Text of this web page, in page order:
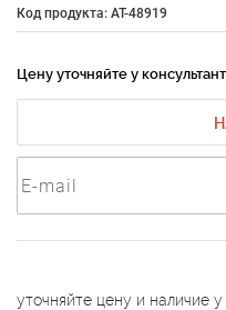
Код продукта: AT-48919
Цену уточняйте у
уточняйте цену и наличие